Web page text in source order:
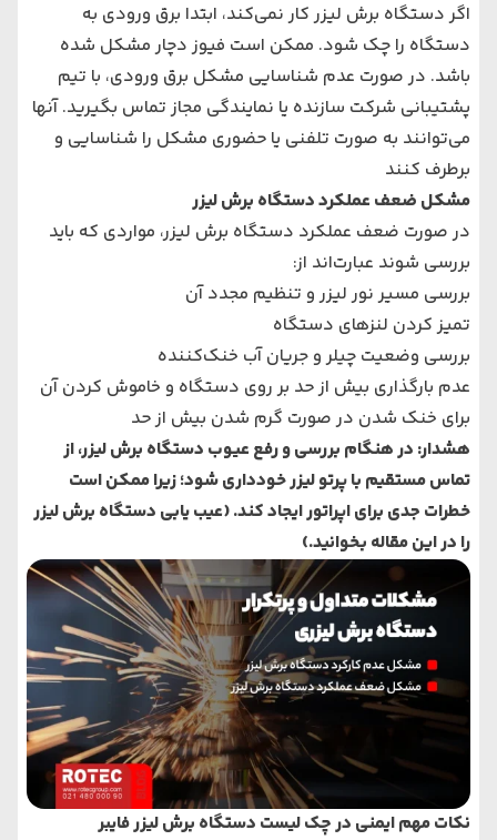
اگر دستگاه برش لیزر کار نمی‌کند، ابتدا برق ورودی به
دستگاه را چک شود. ممکن است فیوز دچار مشکل شده
باشد. در صورت عدم شناسایی مشکل برق ورودی، با تیم
پشتیبانی شرکت سازنده یا نمایندگی مجاز تماس بگیرید. آنها
می‌توانند به صورت تلفنی یا حضوری مشکل را شناسایی و
برطرف کنند
مشکل ضعف عملکرد دستگاه برش لیزر
در صورت ضعف عملکرد دستگاه برش لیزر، مواردی که باید
بررسی شوند عبارت‌اند از:
بررسی مسیر نور لیزر و تنظیم مجدد آن
تمیز کردن لنزهای دستگاه
بررسی وضعیت چیلر و جریان آب خنک‌کننده
عدم بارگذاری بیش از حد بر روی دستگاه و خاموش کردن آن
برای خنک شدن در صورت گرم شدن بیش از حد
هشدار: در هنگام بررسی و رفع عیوب دستگاه برش لیزر، از
تماس مستقیم با پرتو لیزر خودداری شود؛ زیرا ممکن است
خطرات جدی برای اپراتور ایجاد کند.(عیب یابی دستگاه برش لیزر
را در این مقاله بخوانید.)
نکات مهم ایمنی در چک لیست دستگاه‌ برش لیزر فایبر